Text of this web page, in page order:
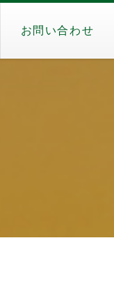
お問い合わせ